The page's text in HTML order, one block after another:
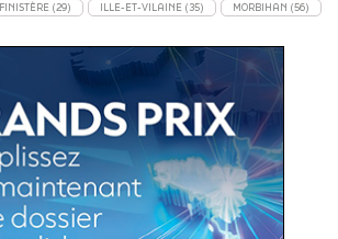
FINISTÈRE (29) ILLE-ET-VILAINE (35) MORBIHAN (56)